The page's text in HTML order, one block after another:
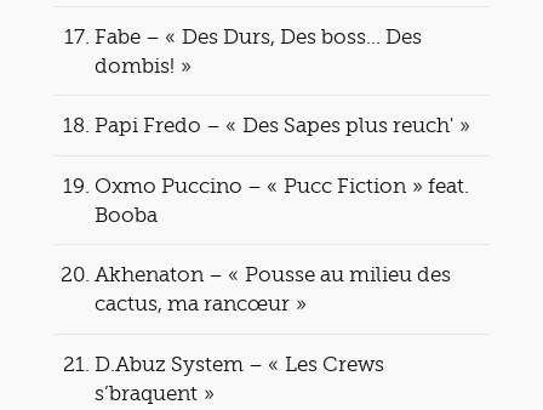
Fabe – « Des Durs, Des boss… Des
dombis! »
Papi Fredo – « Des Sapes plus reuch' »
Oxmo Puccino – « Pucc Fiction » feat.
Booba
Akhenaton – « Pousse au milieu des
cactus, ma rancœur »
D.Abuz System – « Les Crews
s’braquent »